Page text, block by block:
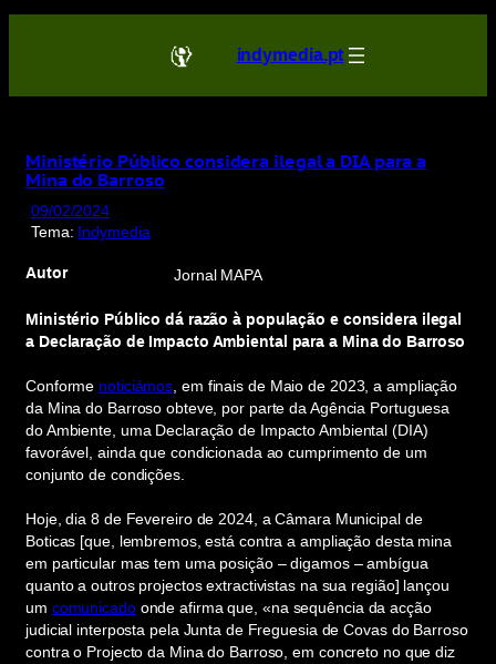
Saltar
conteúdo
indymedia.pt
Ministério Público considera ilegal a DIA para a
Mina do Barroso
09/02/2024
Tema: Indymedia
Autor Jornal MAPA
Ministério Público dá razão à população e considera ilegal
a Declaração de Impacto Ambiental para a Mina do Barroso
Conforme noticiámos , em finais de Maio de 2023, a ampliação
da Mina do Barroso obteve, por parte da Agência Portuguesa
do Ambiente, uma Declaração de Impacto Ambiental (DIA)
favorável, ainda que condicionada ao cumprimento de um
conjunto de condições.
Hoje, dia 8 de Fevereiro de 2024, a Câmara Municipal de
Boticas [que, lembremos, está contra a ampliação desta mina
em particular mas tem uma posição – digamos – ambígua
quanto a outros projectos extractivistas na sua região] lançou
um comunicadoonde afirma que, «na sequência da acção
judicial interposta pela Junta de Freguesia de Covas do Barroso
contra o Projecto da Mina do Barroso, em concreto no que diz